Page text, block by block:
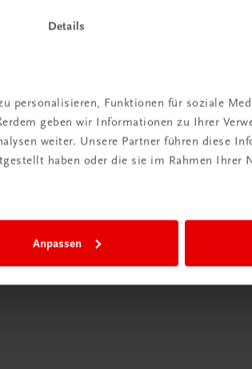
Details
personalisieren, Funktionen für soziale
geben wir Informationen zu Ihrer
weiter. Unsere Partner führen diese
haben oder die sie im Rahmen Ihrer
Anpassen